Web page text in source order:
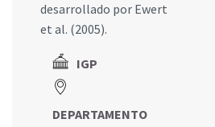
desarrollado por Ewert
et al. (2005).
IGP
DEPARTAMENTO